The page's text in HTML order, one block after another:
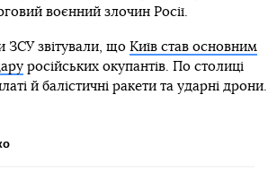
воєнний злочин Росії.
ЗСУ звітували, що Київ став основним
російських окупантів. По столиці
й балістичні ракети та ударні дрони.